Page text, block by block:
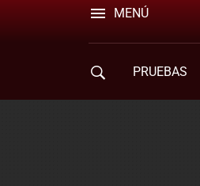
MENÚ
PRUEBAS